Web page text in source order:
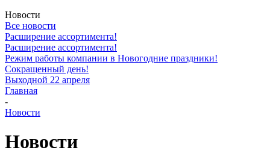
Новости
Все новости
Расширение ассортимента!
Расширение ассортимента!
Режим работы компании в Новогодние праздники!
Сокращенный день!
Выходной 22 апреля
Главная
-
Новости
Новости